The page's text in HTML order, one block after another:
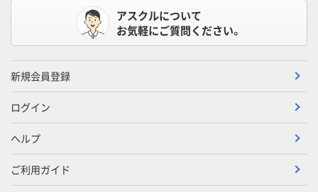
アスクルについて
お気軽にご質問ください。
新規会員登録
ログイン
ヘルプ
ご利用ガイド